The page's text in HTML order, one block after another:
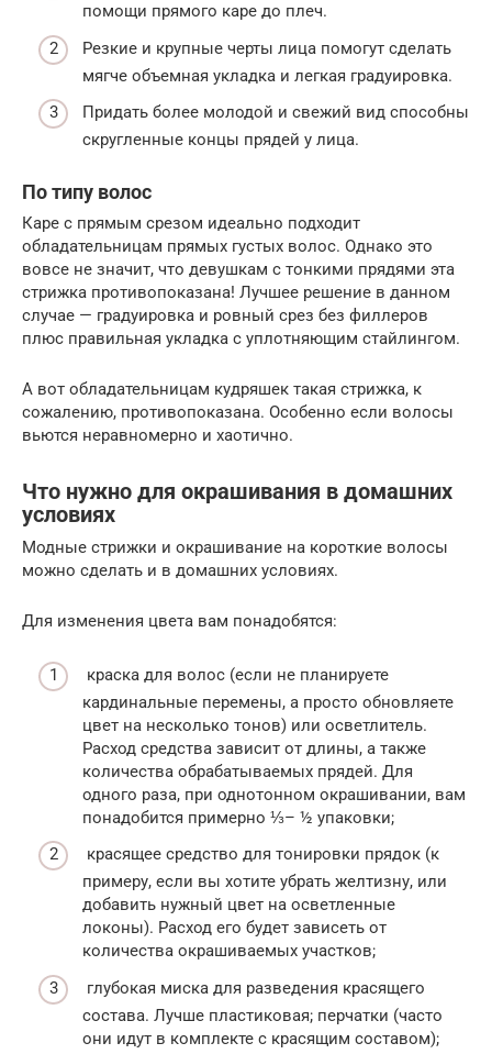
помощи прямого каре до плеч.
Резкие и крупные черты лица помогут сделать
мягче объемная укладка и легкая градуировка.
Придать более молодой и свежий вид способны
скругленные концы прядей у лица.
По типу волос
Каре с прямым срезом идеально подходит
обладательницам прямых густых волос. Однако это
вовсе не значит, что девушкам с тонкими прядями эта
стрижка противопоказана! Лучшее решение в данном
случае — градуировка и ровный срез без филлеров
плюс правильная укладка с уплотняющим стайлингом.
А вот обладательницам кудряшек такая стрижка, к
сожалению, противопоказана. Особенно если волосы
вьются неравномерно и хаотично.
Что нужно для окрашивания в домашних
условиях
Модные стрижки и окрашивание на короткие волосы
можно сделать и в домашних условиях.
Для изменения цвета вам понадобятся:
краска для волос (если не планируете
кардинальные перемены, а просто обновляете
цвет на несколько тонов) или осветлитель.
Расход средства зависит от длины, а также
количества обрабатываемых прядей. Для
одного раза, при однотонном окрашивании, вам
понадобится примерно ⅓– ½ упаковки;
красящее средство для тонировки прядок (к
примеру, если вы хотите убрать желтизну, или
добавить нужный цвет на осветленные
локоны). Расход его будет зависеть от
количества окрашиваемых участков;
глубокая миска для разведения красящего
состава. Лучше пластиковая; перчатки (часто
они идут в комплекте с красящим составом);